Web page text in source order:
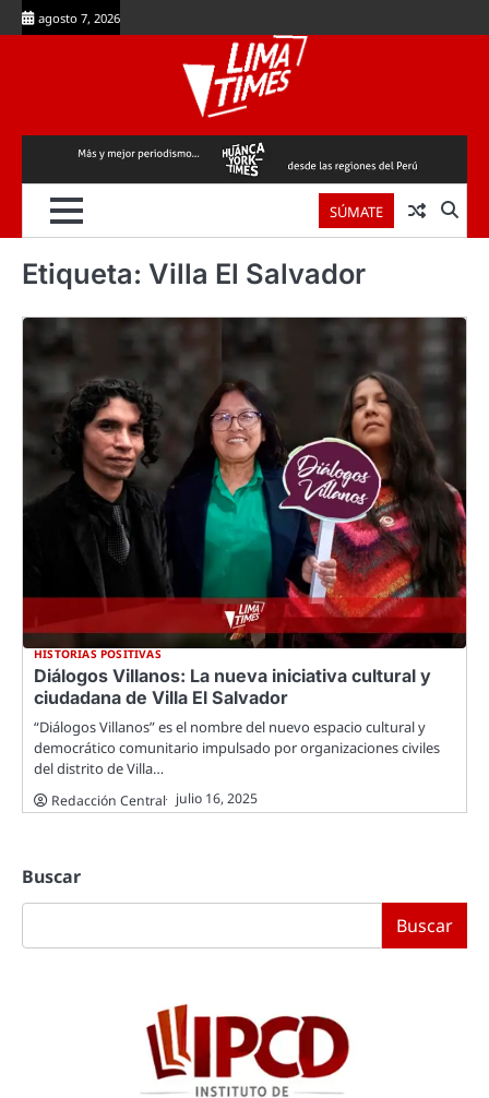
Skip
to
agosto 7, 2026
SÚMATE
Etiqueta: Villa El Salvador
HISTORIAS POSITIVAS
Diálogos Villanos: La nueva iniciativa cultural y
ciudadana de Villa El Salvador
“Diálogos Villanos” es el nombre del nuevo espacio cultural y
democrático comunitario impulsado por organizaciones civiles
del distrito de Villa…
Redacción Central julio 16, 2025
Buscar
Buscar